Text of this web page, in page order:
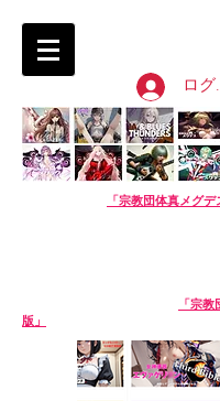
ログ
「宗教団体真メグデ
「宗
版」